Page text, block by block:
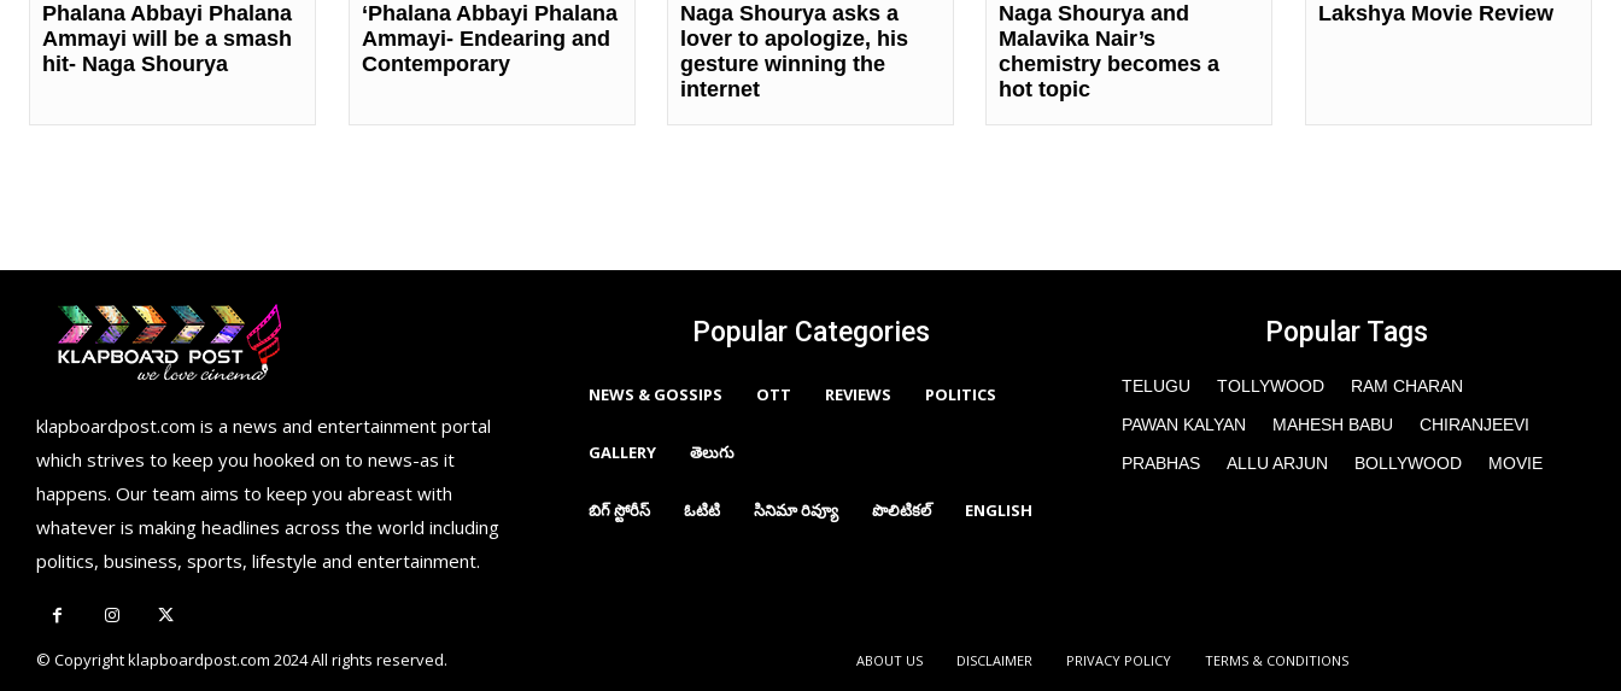
Phalana Abbayi Phalana
Ammayi will be a smash
hit- Naga Shourya
‘Phalana Abbayi Phalana
Ammayi- Endearing and
Contemporary
Naga Shourya asks a
lover to apologize, his
gesture winning the
internet
Naga Shourya and
Malavika Nair’s
chemistry becomes a
hot topic
Lakshya Movie Review
klapboardpost.com is a news and entertainment portal
which strives to keep you hooked on to news-as it
happens. Our team aims to keep you abreast with
whatever is making headlines across the world including
politics, business, sports, lifestyle and entertainment.
Popular Categories
NEWS & GOSSIPS OTT REVIEWS POLITICS
GALLERY తెలుగు
బిగ్ స్టోరీస్ ఓటిటి సినిమా రివ్యూ పొలిటికల్ ENGLISH
Popular Tags
TELUGU TOLLYWOOD
RAM CHARAN
PAWAN KALYAN
MAHESH BABU
CHIRANJEEVI
PRABHAS
ALLU ARJUN BOLLYWOOD MOVIE
© Copyright klapboardpost.com 2024 All rights reserved. ABOUT US DISCLAIMER PRIVACY POLICY TERMS & CONDITIONS